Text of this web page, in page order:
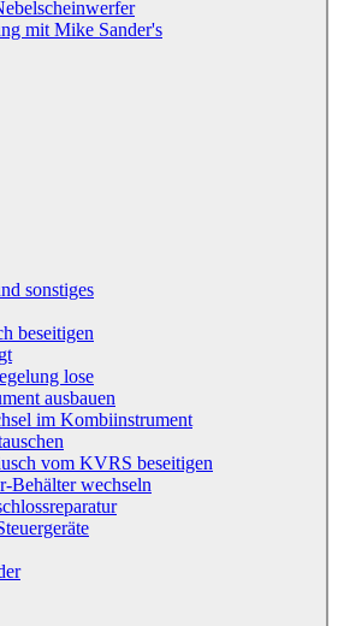
mit Mike Sander's
sonstiges
beseitigen
lose
ausbauen
im Kombiinstrument
vom KVRS beseitigen
Behälter wechseln